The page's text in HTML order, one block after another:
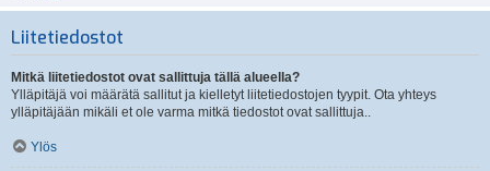
Liitetiedostot
Mitkä liitetiedostot ovat sallittuja tällä alueella?
Ylläpitäjä voi määrätä sallitut ja kielletyt liitetiedostojen tyypit. Ota yhteys
ylläpitäjään mikäli et ole varma mitkä tiedostot ovat sallittuja..
Ylös